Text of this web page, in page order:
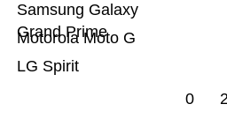
LG Spirit
Motorola Moto G
Samsung Galaxy
Grand Prime
0